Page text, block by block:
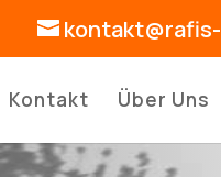
Kontakt Über Uns